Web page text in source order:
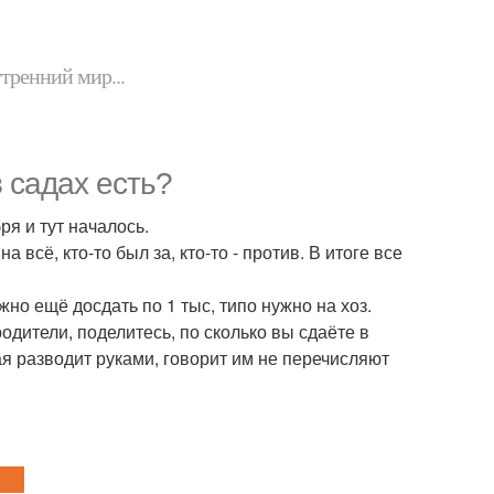
мир...
есть?
и тут началось.
кто-то был за, кто-то - против. В итоге все
ещё досдать по 1 тыс, типо нужно на хоз.
поделитесь, по сколько вы сдаёте в
руками, говорит им не перечисляют